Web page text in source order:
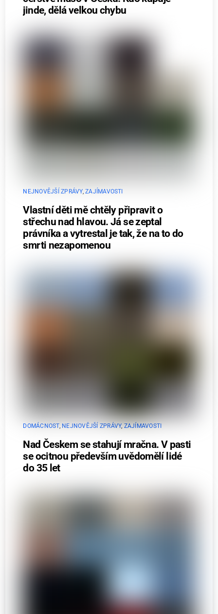
jinde, dělá velkou chybu
NEJNOVĚJŠÍ ZPRÁVY,ZAJÍMAVOSTI
Vlastní děti mě chtěly připravit o
střechu nad hlavou. Já se zeptal
právníka a vytrestal je tak, že na to do
smrti nezapomenou
DOMÁCNOST, NEJNOVĚJŠÍ ZPRÁVY, ZAJÍMAVOSTI
Nad Českem se stahují mračna. V pasti
se ocitnou především uvědomělí lidé
do 35 let